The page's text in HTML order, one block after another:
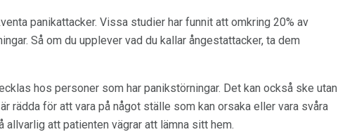
panikattacker. Vissa studier har funnit att omkring 20% ​​av
Så om du upplever vad du kallar ångestattacker, ta dem
hos personer som har panikstörningar. Det kan också ske utan
rädda för att vara på något ställe som kan orsaka eller vara svåra
att patienten vägrar att lämna sitt hem.